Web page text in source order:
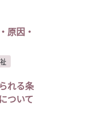
原因・
れる条
ついて